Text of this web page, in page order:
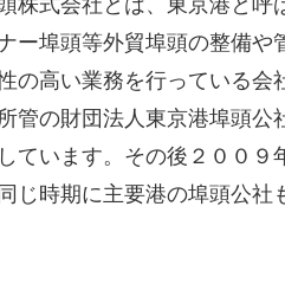
ー埠頭等外貿埠頭の整備
の高い業務を行っている
管の財団法人東京港埠頭
ています。その後２００９
じ時期に主要港の埠頭公社